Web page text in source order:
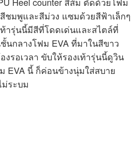
ชมพูและสีม่วง แซมด้วยสีฟ้าเล็กๆ
ารุ่นนี้มีสีที่โดดเด่นและสไตล์ที่
นกลางโฟม EVA ที่มาในสีขาว
รอเวลา ขับให้รองเท้ารุ่นนี้ดูวิน
EVA นี้ ก็ค่อนข้างนุ่มใส่สบาย
ม่ระบม